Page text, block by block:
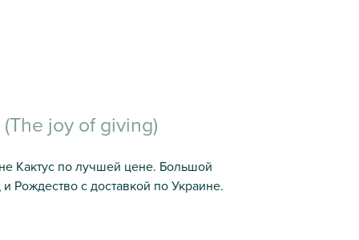
joy of giving)
Кактус по лучшей цене. Большой
Рождество с доставкой по Украине.